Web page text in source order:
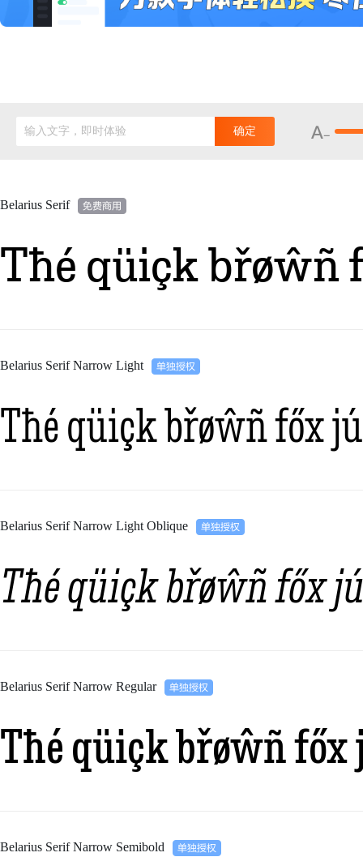
输入文字，即时体验 确定
Belarius Serif
Tħé qüiçk břøŵñ
Belarius Serif Narrow Light
Tħé qüiçk břøŵñ főx
Belarius Serif Narrow Light Oblique
Tħé qüiçk břøŵñ főx
Belarius Serif Narrow Regular
Tħé qüiçk břøŵñ főx
Belarius Serif Narrow Semibold